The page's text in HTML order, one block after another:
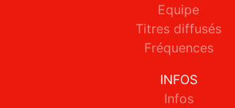
Equipe
Titres diffusés
Fréquences
INFOS
Infos